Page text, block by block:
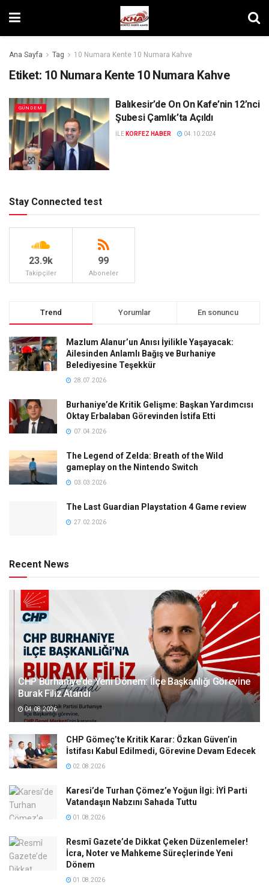
Ana Sayfa Tag 10 Numara Kente 10 Numara Kahve
Etiket: 10 Numara Kente 10 Numara Kahve
GÜNDEM
Balıkesir’de On On Kafe’nin 12’nci
Şubesi Çamlık’ta Açıldı
ILE KORFEZ HABER 04.10.2024
Stay Connected test
23.9k
Takipçiler
99
Aboneler
Trend Yorumlar En sonuncu
Mazlum Alanur’un Anısı İyilikle Yaşayacak:
Ailesinden Anlamlı Bağış ve Burhaniye
Belediyesine Teşekkür
28.07.2026
Burhaniye’de Kritik Gelişme: Başkan Yardımcısı
Oktay Erbalaban Görevinden İstifa Etti
07.04.2026
The Legend of Zelda: Breath of the Wild
gameplay on the Nintendo Switch
03.03.2026
The Last Guardian Playstation 4 Game review
27.02.2026
Recent News
CHP Burhaniye’de Yeni Dönem: İlçe Başkanlığı Görevine
Burak Filiz Atandı
04.08.2026
CHP Gömeç’te Kritik Karar: Özkan Güven’in
İstifası Kabul Edilmedi, Görevine Devam Edecek
02.08.2026
Karesi’de Turhan Çömez’e Yoğun İlgi: İYİ Parti
Vatandaşın Nabzını Sahada Tuttu
01.08.2026
Resmî Gazete’de Dikkat Çeken Düzenlemeler!
İcra, Noter ve Mahkeme Süreçlerinde Yeni
Dönem
01.08.2026